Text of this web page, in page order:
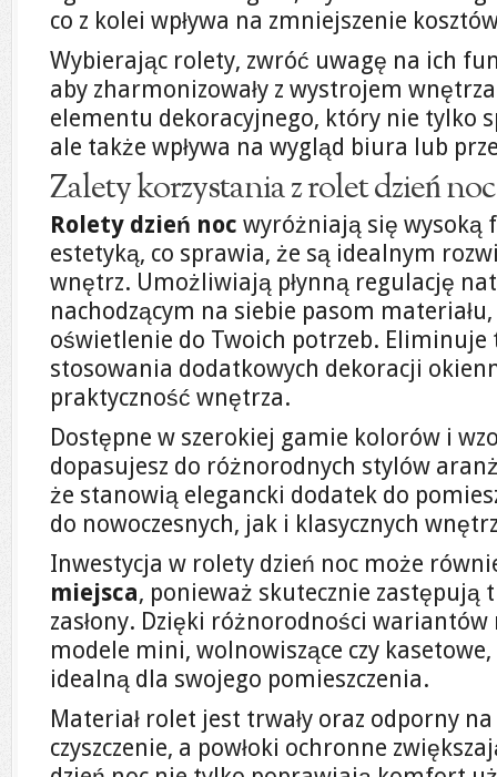
co z kolei wpływa na zmniejszenie
Wybierając rolety, zwróć uwagę na ich
aby zharmonizowały z wystrojem
elementu dekoracyjnego, który nie tylko
ale także wpływa na wygląd biura lub
Zalety korzystania z rolet dzień
Rolety dzień noc wyróżniają się wysoką
estetyką, co sprawia, że są idealnym
wnętrz. Umożliwiają płynną regulację
nachodzącym na siebie pasom
oświetlenie do Twoich potrzeb. Eliminuje
stosowania dodatkowych dekoracji
praktyczność wnętrza.
Dostępne w szerokiej gamie kolorów i
dopasujesz do różnorodnych stylów
że stanowią elegancki dodatek do
do nowoczesnych, jak i klasycznych
Inwestycja w rolety dzień noc może
miejsca, ponieważ skutecznie zastępują
zasłony. Dzięki różnorodności
modele mini, wolnowiszące czy kasetowe,
idealną dla swojego pomieszczenia.
Materiał rolet jest trwały oraz odporny
czyszczenie, a powłoki ochronne